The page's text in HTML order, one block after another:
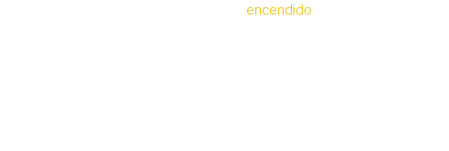
encendido